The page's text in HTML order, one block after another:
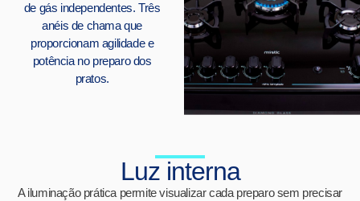
de gás independentes. Três
anéis de chama que
proporcionam agilidade e
potência no preparo dos
pratos.
Luz interna
A iluminação prática permite visualizar cada preparo sem precisar